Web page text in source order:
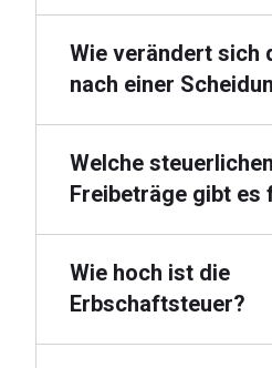
Wie verändert sich
nach einer
Welche steuerlichen
Freibeträge gibt es
Wie hoch ist die
Erbschaftsteuer?